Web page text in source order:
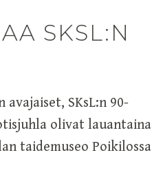
SKSL:N
SKsL:n 90-
olivat lauantaina
taidemuseo Poikilossa